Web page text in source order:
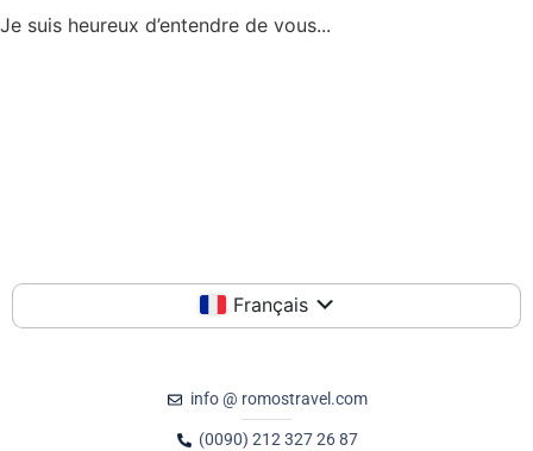
Je suis heureux d’entendre de vous...
Français
info @ romostravel.com
(0090) 212 327 26 87